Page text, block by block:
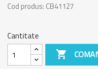
Cod produs: CB41127
Cantitate
